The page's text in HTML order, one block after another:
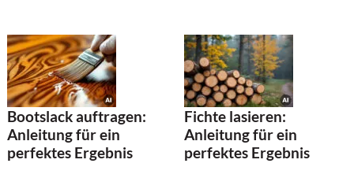
Bootslack auftragen:
Anleitung für ein
perfektes Ergebnis
Fichte lasieren:
Anleitung für ein
perfektes Ergebnis